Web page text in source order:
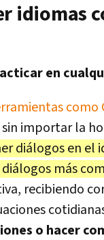
idiomas
en
como
importar la
diálogos en el
más
recibiendo
o hacer